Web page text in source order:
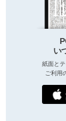
い
紙面と
ご利用